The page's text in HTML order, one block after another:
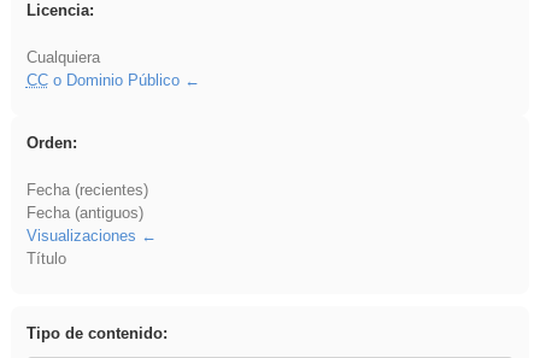
Licencia:
Cualquiera
CCo Dominio Público
Orden:
Fecha (recientes)
Fecha (antiguos)
Visualizaciones
Título
Tipo de contenido: